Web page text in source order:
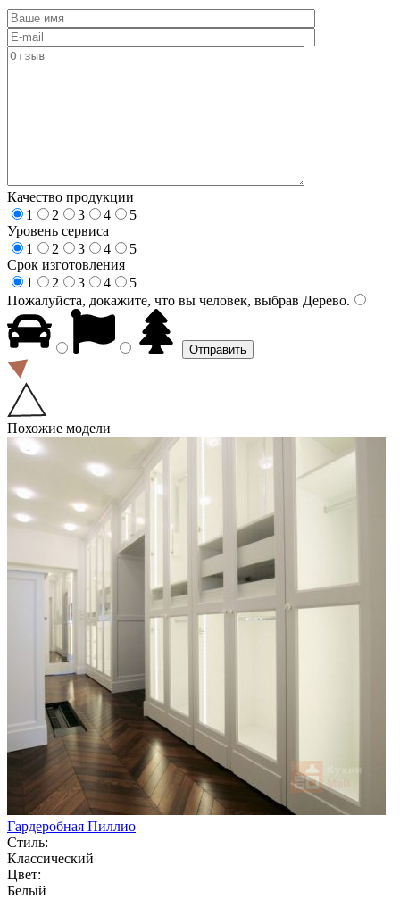
Качество продукции
1
2 3 4
5
Уровень сервиса
1
2 3 4
5
Срок изготовления
1
2 3 4
5
Пожалуйста, докажите, что вы человек, выбрав Дерево.
Похожие модели
Гардеробная Пиллио
Стиль:
Классический
Цвет:
Белый